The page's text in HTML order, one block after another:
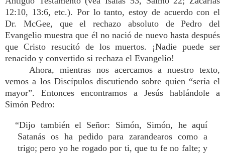
12:10, 13:6, etc.). Por lo tanto, estoy de acuerdo con el
Dr. McGee, que el rechazo absoluto de Pedro del
Evangelio muestra que él no nació de nuevo hasta después
que Cristo resucitó de los muertos. ¡Nadie puede ser
renacido y convertido si rechaza el Evangelio!
Ahora, mientras nos acercamos a nuestro texto,
vemos a los Discípulos discutiendo sobre quien “sería el
mayor”. Entonces encontramos a Jesús hablándole a
Simón Pedro:
“Dijo también el Señor: Simón, Simón, he aquí
Satanás os ha pedido para zarandearos como a
trigo; pero yo he rogado por ti, que tu fe no falte; y